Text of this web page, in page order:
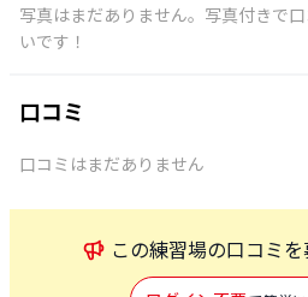
写真はまだありません。写真付きで
いです！
口コミ
口コミはまだありません
この練習場の口コミを